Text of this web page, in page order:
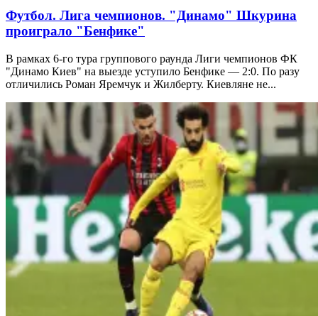
Футбол. Лига чемпионов. "Динамо" Шкурина
проиграло "Бенфике"
В рамках 6-го тура группового раунда Лиги чемпионов ФК
"Динамо Киев" на выезде уступило Бенфике — 2:0. По разу
отличились Роман Яремчук и Жилберту. Киевляне не...